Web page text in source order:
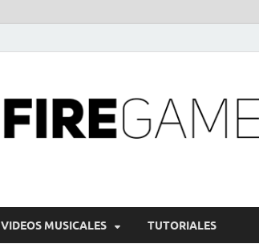
VIDEOS MUSICALES TUTORIALES